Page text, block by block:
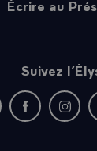
Écrire au
Suivez
fenêtre :
Nouvelle